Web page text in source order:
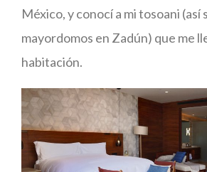
México, y conocí a mi tosoani (así
mayordomos en Zadún) que me
habitación.